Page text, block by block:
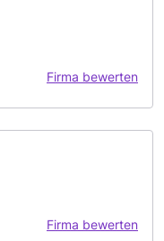
Firma bewerten
Firma bewerten